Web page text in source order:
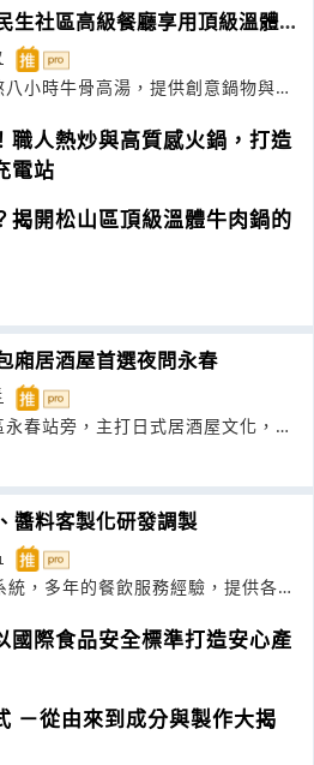
生社區高級餐廳享用頂級溫體
夜
小時牛骨高湯，提供創意鍋物與職
職人熱炒與高質感火鍋，打造
電站
揭開松山區頂級溫體牛肉鍋的
廂居酒屋首選夜問永春
春站旁，主打日式居酒屋文化，適
醬料客製化研發調製
，多年的餐飲服務經驗，提供各式
國際食品安全標準打造安心產
－從由來到成分與製作大揭